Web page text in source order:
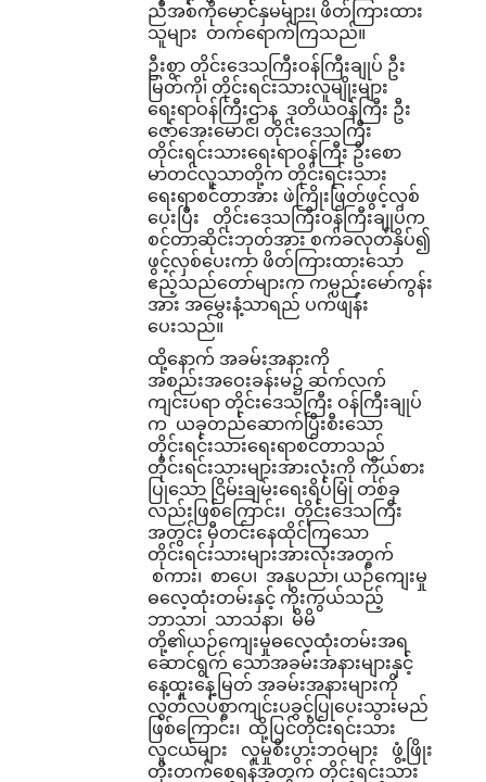
ညီအစ်ကိုမောင်နှမများ၊ ဖိတ်ကြားထား
သူများ တက်ရောက်ကြသည်။
ဦးစွာ တိုင်းဒေသကြီးဝန်ကြီးချုပ် ဦး
မြတ်ကို၊ တိုင်းရင်းသားလူမျိုးများ
ရေးရာဝန်ကြီးဌာန ဒုတိယဝန်ကြီး ဦး
ဇော်အေးမောင်၊ တိုင်းဒေသကြီး
တိုင်းရင်းသားရေးရာဝန်ကြီး ဦးစော
မာတင်လူသာတို့က တိုင်းရင်းသား
ရေးရာစင်တာအား ဖဲကြိုးဖြတ်ဖွင့်လှစ်
ပေးပြီး တိုင်းဒေသကြီးဝန်ကြီးချုပ်က
စင်တာဆိုင်းဘုတ်အား စက်ခလုတ်နှိပ်၍
ဖွင့်လှစ်ပေးကာ ဖိတ်ကြားထားသော
ဧည့်သည်တော်များက ကမ္ပည်းမော်ကွန်း
အား အမွှေးနံ့သာရည် ပက်ဖျန်း
ပေးသည်။
ထို့နောက် အခမ်းအနားကို
အစည်းအဝေးခန်းမ၌ ဆက်လက်
ကျင်းပရာ တိုင်းဒေသကြီး ဝန်ကြီးချုပ်
က ယခုတည်ဆောက်ပြီးစီးသော
တိုင်းရင်းသားရေးရာစင်တာသည်
တိုင်းရင်းသားများအားလုံးကို ကိုယ်စား
ပြုသော ငြိမ်းချမ်းရေးရိပ်မြုံ တစ်ခု
လည်းဖြစ်ကြောင်း၊ တိုင်းဒေသကြီး
အတွင်း မှီတင်းနေထိုင်ကြသော
တိုင်းရင်းသားများအားလုံးအတွက်
စကား၊ စာပေ၊ အနုပညာ၊ ယဉ်ကျေးမှု
ဓလေ့ထုံးတမ်းနှင့် ကိုးကွယ်သည့်
ဘာသာ၊ သာသနာ၊ မိမိ
တို့၏ယဉ်ကျေးမှုဓလေ့ထုံးတမ်းအရ
ဆောင်ရွက် သောအခမ်းအနားများနှင့်
နေ့ထူးနေ့မြတ် အခမ်းအနားများကို
လွတ်လပ်စွာကျင်းပခွင့်ပြုပေးသွားမည်
ဖြစ်ကြောင်း၊ ထို့ပြင်တိုင်းရင်းသား
လူငယ်များ လူမှုစီးပွားဘဝများ ဖွံ့ဖြိုး
တိုးတက်စေရန်အတွက် တိုင်းရင်းသား